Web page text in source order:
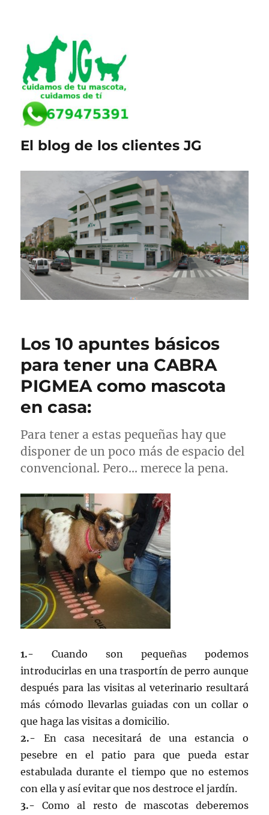
El blog de los clientes JG
Los 10 apuntes básicos
para tener una CABRA
PIGMEA como mascota
en casa:
Para tener a estas pequeñas hay que
disponer de un poco más de espacio del
convencional. Pero… merece la pena.
1.- Cuando son pequeñas podemos
introducirlas en una trasportín de perro aunque
después para las visitas al veterinario resultará
más cómodo llevarlas guiadas con un collar o
que haga las visitas a domicilio.
2.- En casa necesitará de una estancia o
pesebre en el patio para que pueda estar
estabulada durante el tiempo que no estemos
con ella y así evitar que nos destroce el jardín.
3.-Como al resto de mascotas deberemos